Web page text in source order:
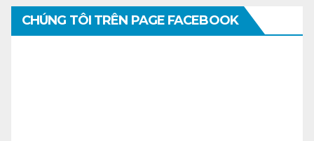
CHÚNG TÔI TRÊN PAGE FACEBOOK